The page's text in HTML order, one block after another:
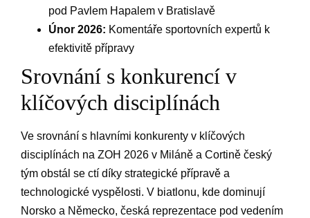
pod Pavlem Hapalem v ‌Bratislavě
Únor 2026: Komentáře sportovních expertů k
efektivitě přípravy
Srovnání s ‍konkurencí ⁤v
klíčových ⁤disciplínách
Ve srovnání s hlavními konkurenty⁢ v‌ klíčových‌
disciplínách⁢ na ⁤ZOH 2026 v Miláně a Cortině ⁣český
tým⁢ obstál⁤ se ctí díky strategické přípravě a
technologické‍ vyspělosti. V biatlonu,⁢ kde dominují
Norsko a Německo, česká⁤ reprezentace pod vedením